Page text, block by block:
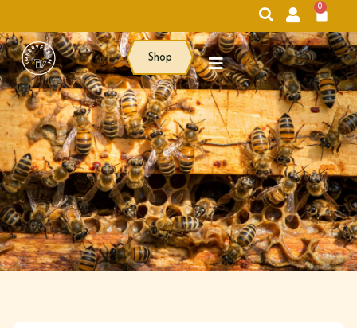
0
Shop